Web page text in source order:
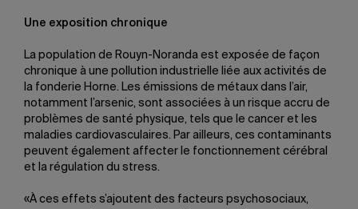
Une exposition chronique
La population de Rouyn-Noranda est exposée de façon
chronique à une pollution industrielle liée aux activités de
la fonderie Horne. Les émissions de métaux dans l’air,
notamment l’arsenic, sont associées à un risque accru de
problèmes de santé physique, tels que le cancer et les
maladies cardiovasculaires. Par ailleurs, ces contaminants
peuvent également affecter le fonctionnement cérébral
et la régulation du stress.
«À ces effets s’ajoutent des facteurs psychosociaux,